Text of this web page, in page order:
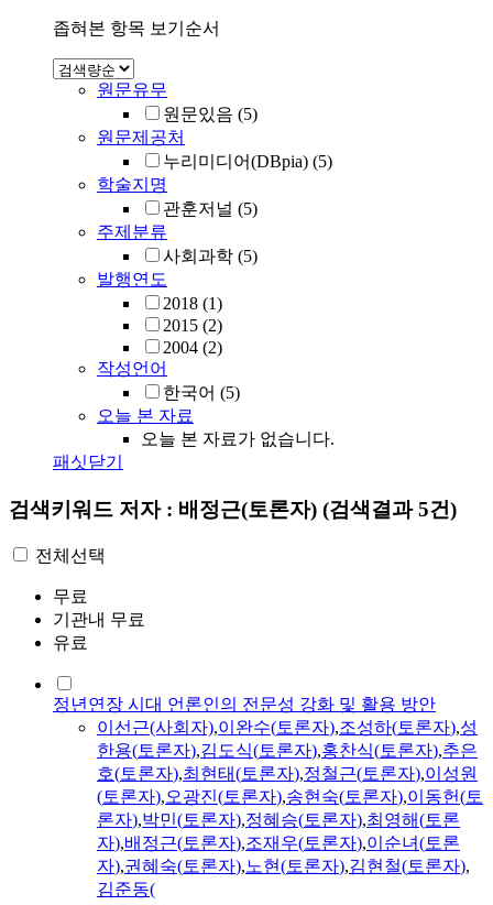
좁혀본 항목 보기순서
원문유무
원문있음 (5)
원문제공처
누리미디어(DBpia) (5)
학술지명
관훈저널 (5)
주제분류
사회과학 (5)
발행연도
2018 (1)
2015 (2)
2004 (2)
작성언어
한국어 (5)
오늘 본 자료
오늘 본 자료가 없습니다.
패싯닫기
검색키워드 저자 : 배정근(토론자) (검색결과 5건)
전체선택
무료
기관내 무료
유료
정년연장 시대 언론인의 전문성 강화 및 활용 방안
이선근(사회자),이완수(토론자),조성하(토론자),성
한용(토론자),김도식(토론자),홍찬식(토론자),추은
호(토론자),최현태(토론자),정철근(토론자),이성원
(토론자),오광진(토론자),송현숙(토론자),이동헌(토
론자),박민(토론자),정혜승(토론자),최영해(토론
자),배정근(토론자),조재우(토론자),이순녀(토론
자),권혜숙(토론자),노현(토론자),김현철(토론자),
김준동(